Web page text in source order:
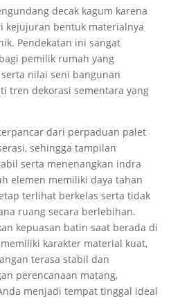
decak kagum karena
kejujuran bentuk materialnya
Pendekatan ini sangat
pemilik rumah yang
nilai seni bangunan
tren dekorasi sementara yang
dari perpaduan palet
sehingga tampilan
serta menenangkan indra
elemen memiliki daya tahan
terlihat berkelas serta tidak
ruang secara berlebihan.
kepuasan batin saat berada di
karakter material kuat,
terasa stabil dan
perencanaan matang,
menjadi tempat tinggal ideal